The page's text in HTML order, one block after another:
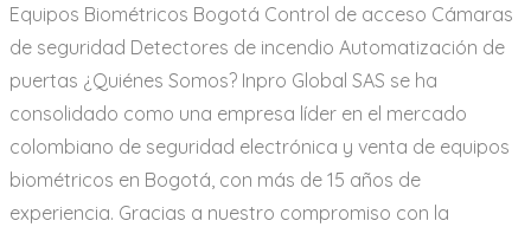
Equipos Biométricos Bogotá Control de acceso Cámaras
de seguridad Detectores de incendio Automatización de
puertas ¿Quiénes Somos? Inpro Global SAS se ha
consolidado como una empresa líder en el mercado
colombiano de seguridad electrónica y venta de equipos
biométricos en Bogotá, con más de 15 años de
experiencia. Gracias a nuestro compromiso con la